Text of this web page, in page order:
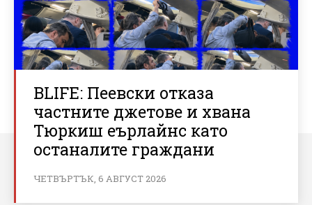
BLIFE: Пеевски отказа
частните джетове и хвана
Тюркиш еърлайнс като
останалите граждани
ЧЕТВЪРТЪК, 6 АВГУСТ 2026